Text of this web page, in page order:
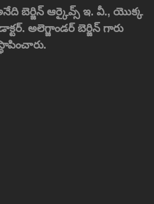
బెర్జిన్ ఆర్కైవ్స్ ఇ. వీ., యొక్క
అలెగ్జాండర్ బెర్జిన్ గారు